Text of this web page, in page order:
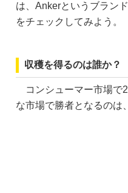
は、Ankerというブラン
をチェックしてみよう。
収穫を得るのは誰か？
コンシューマー市場で
な市場で勝者となるのは